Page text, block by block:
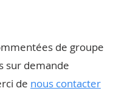
de groupe
sur demande
de nous contacter